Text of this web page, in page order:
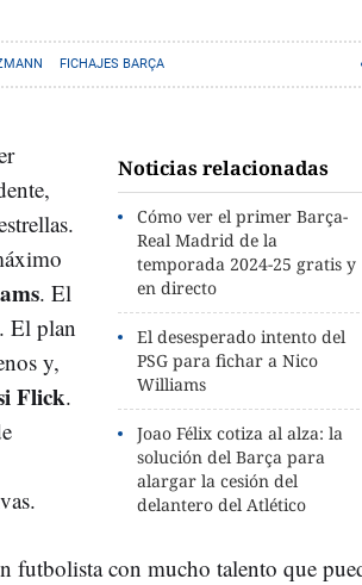
FICHAJES BARÇA
Noticias relacionadas
Cómo ver el primer Barça-
Real Madrid de la
temporada 2024-25 gratis y
en directo
El desesperado intento del
PSG para fichar a Nico
Williams
Joao Félix cotiza al alza: la
solución del Barça para
alargar la cesión del
delantero del Atlético
. El
El plan
y,
Flick.
futbolista con mucho talento que